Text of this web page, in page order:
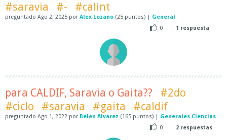
#saravia
#- #calint
preguntado Ago 2, 2025 por Alex Lozano (25 puntos) | General
0
1 respuesta
para CALDIF, Saravia o Gaita??
#2do
#ciclo
#saravia #gaita #caldif
preguntado Ago 1, 2022 por Belen Alvarez (165 puntos) | Generales Ciencias
0
2 respuestas